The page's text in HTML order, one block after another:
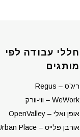
חללי עבודה לפי
מותגים
ריג’ס – Regus
WeWork – ווי-וורק
אופן ואלי – OpenValley
אורבן פלייס – Urban Place